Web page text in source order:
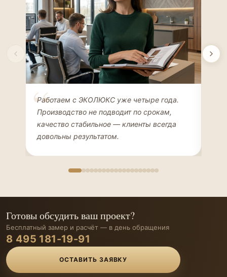
Елена Соколова
ДИЗАЙНЕР ИНТЕРЬЕРОВ
Работаем с ЭКОЛЮКС уже четыре года.
Производство не подводит по срокам,
качество стабильное — клиенты всегда
довольны результатом.
Готовы обсудить ваш проект?
Бесплатный замер и расчёт — в день обращения
8 495 181-19-91
ОСТАВИТЬ ЗАЯВКУ